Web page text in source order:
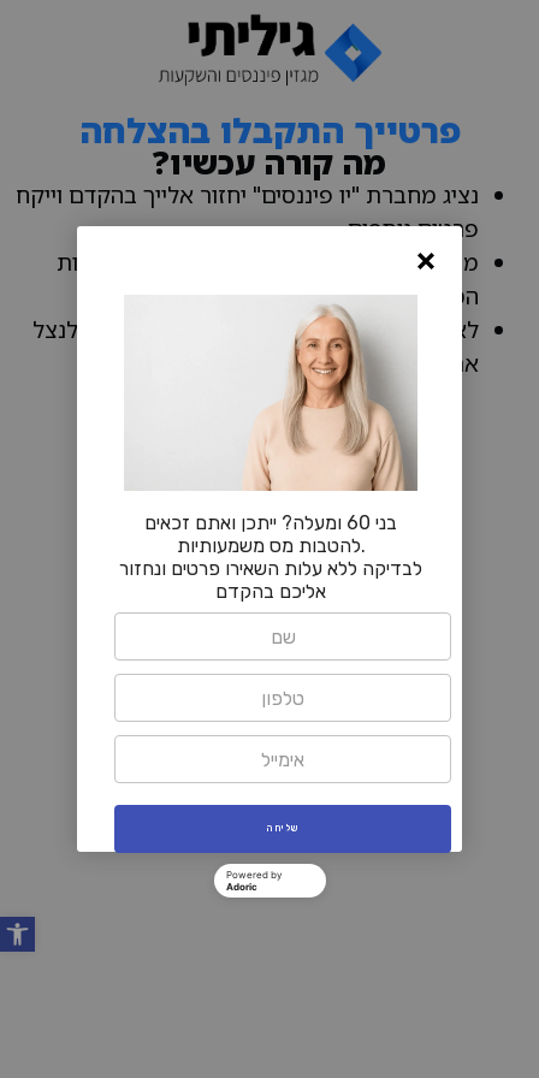
פתח
פרטייך התקבלו בהצלחה
מה קורה עכשיו?
נציג מחברת "יו פיננסים" יחזור אלייך בהקדם וייקח
פרטים נוספים
מתכנן פיננסי יבדוק את ניצול הזכויות והטבות
המס שלך
לאחר מכן, ייצור איתך קשר ויסביר לך כיצד לנצל
את ההטבות
בני 60 ומעלה? ייתכן ואתם זכאים
.להטבות מס משמעותיות
לבדיקה ללא עלות השאירו פרטים ונחזור
אליכם בהקדם
Powered by
Adoric